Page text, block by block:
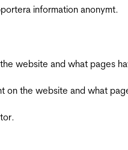
information anonymt.
website and what pages
on the website and what